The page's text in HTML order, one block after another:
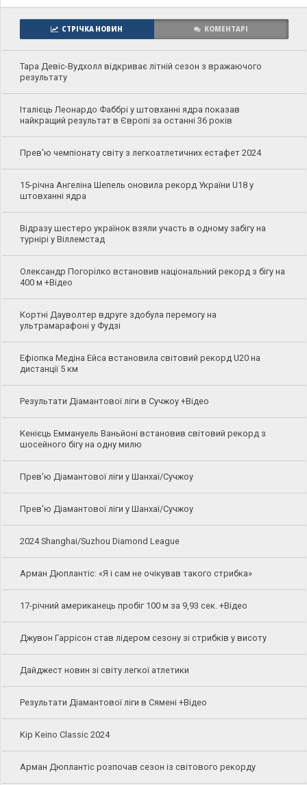
СТРІЧКА НОВИН КОМЕНТАРІ
Тара Девіс-Вудхолл відкриває літній сезон з вражаючого
результату
Італієць Леонардо Фаббрі у штовханні ядра показав
найкращий результат в Європі за останні 36 років
Прев'ю чемпіонату світу з легкоатлетичних естафет 2024
15-річна Ангеліна Шепель оновила рекорд України U18 у
штовханні ядра
Відразу шестеро українок взяли участь в одному забігу на
турнірі у Віллемстад
Олександр Погорілко встановив національний рекорд з бігу на
400 м +Відео
Кортні Дауволтер вдруге здобула перемогу на
ультрамарафоні у Фудзі
Ефіопка Медіна Ейса встановила світовий рекорд U20 на
дистанції 5 км
Результати Діамантової ліги в Сучжоу +Відео
Кенієць Еммануель Ваньйоні встановив світовий рекорд з
шосейного бігу на одну милю
Прев'ю Діамантової ліги у Шанхаї/Сучжоу
Прев'ю Діамантової ліги у Шанхаї/Сучжоу
2024 Shanghai/Suzhou Diamond League
Арман Дюплантіс: «Я і сам не очікував такого стрибка»
17-річний американець пробіг 100 м за 9,93 сек. +Відео
Джувон Гаррісон став лідером сезону зі стрибків у висоту
Дайджест новин зі світу легкої атлетики
Результати Діамантової ліги в Сямені +Відео
Kip Keino Classic 2024
Арман Дюплантіс розпочав сезон із світового рекорду